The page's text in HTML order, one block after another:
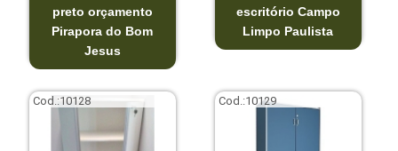
preto orçamento
Pirapora do Bom
Jesus
escritório Campo
Limpo Paulista
Cod.:10128 Cod.:10129